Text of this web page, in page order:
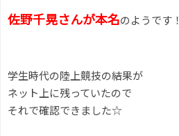
佐野千晃さんが本名のようです！
学生時代の陸上競技の結果が
ネット上に残っていたので
それで確認できました☆